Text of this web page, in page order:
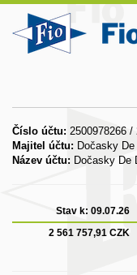
Číslo účtu: 2500978266 /
Majitel účtu: Dočasky De
Název účtu: Dočasky De
Stav k: 09.07.26
2 561 757,91 CZK